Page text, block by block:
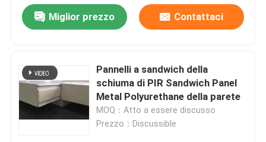
Prodotti
Miglior prezzo Contattaci
Pannelli a sandwich della
schiuma di PIR Sandwich Panel
Metal Polyurethane della parete
MOQ：Atto a essere discusso
Prezzo：Discussible